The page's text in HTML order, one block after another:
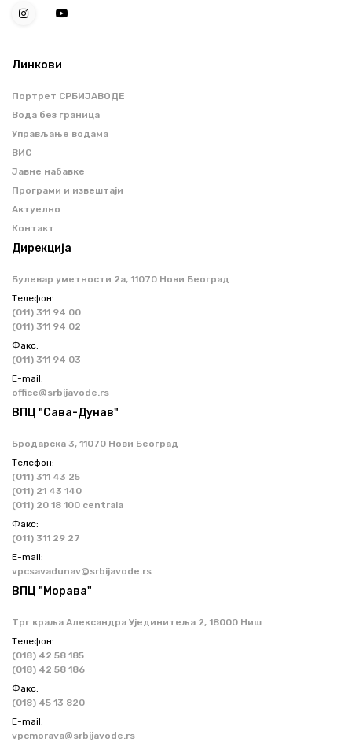
Линкови
Портрет СРБИЈАВОДЕ
Вода без граница
Управљање водама
ВИС
Јавне набавке
Програми и извештаји
Актуелно
Контакт
Дирекција
Булевар уметности 2a, 11070 Нови Београд
Телефон:
(011) 311 94 00
(011) 311 94 02
Факс:
(011) 311 94 03
Е-mail:
office@srbijavode.rs
ВПЦ "Сава-Дунав"
Бродарска 3, 11070 Нови Београд
Телефон:
(011) 311 43 25
(011) 21 43 140
(011) 20 18 100 centrala
Факс:
(011) 311 29 27
Е-mail:
vpcsavadunav@srbijavode.rs
ВПЦ "Морава"
Трг краља Александра Ујединитеља 2, 18000 Ниш
Телефон:
(018) 42 58 185
(018) 42 58 186
Факс:
(018) 45 13 820
Е-mail:
vpcmorava@srbijavode.rs